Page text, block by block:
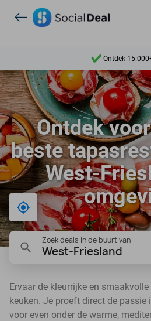
Ontdek
7 dagen per week
10+ miljoen
Ontdek
Ontdek
beste
West-
Bij mij in de buurt
Zoek deals in de buurt van
West-Friesland
Ervaar de kleurrijke en
keuken. Je proeft direct de passie
voor even onder de warme,